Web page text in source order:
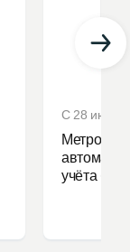
С 28 июля
учёта